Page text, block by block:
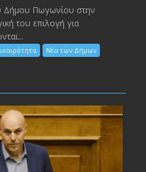
Δήμου Πωγωνίου στην
του επιλογή για
Νέα των Δήμων